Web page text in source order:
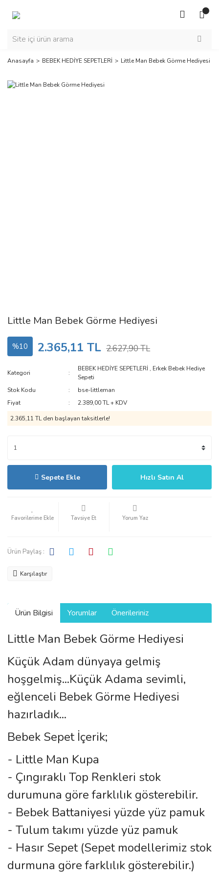
Anasayfa BEBEK HEDİYE SEPETLERİ Little Man Bebek Görme Hediyesi
Little Man Bebek Görme Hediyesi
%10 2.365,11 TL 2.627,90 TL
Kategori
BEBEK HEDİYE SEPETLERİ , Erkek Bebek Hediye
Sepeti
Stok Kodu
bse-littleman
Fiyat
2.389,00 TL + KDV
2.365,11 TL den başlayan taksitlerle!
Sepete Ekle Hızlı Satın Al
Tavsiye Et Yorum Yaz
Ürün Paylaş :
Karşılaştır
Ürün Bilgisi Yorumlar Önerileriniz
Little Man Bebek Görme Hediyesi
Küçük Adam dünyaya gelmiş
hoşgelmiş...Küçük Adama sevimli,
eğlenceli Bebek Görme Hediyesi
hazırladık...
Bebek Sepet İçerik;
- Little Man Kupa
- Çıngıraklı Top Renkleri stok
durumuna göre farklılık gösterebilir.
- Bebek Battaniyesi yüzde yüz pamuk
- Tulum takımı yüzde yüz pamuk
- Hasır Sepet (Sepet modellerimiz stok
durmuna göre farklılık gösterebilir.)